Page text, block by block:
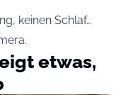
keinen Schlaf…
etwas,